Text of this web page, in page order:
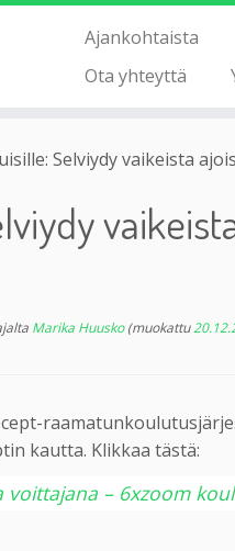
Ajankohtaista
Ota yhteyttä
Selviydy vaikeista
Marika Huusko(muokattu
kautta. Klikkaa tästä:
voittajana – 6xzoom